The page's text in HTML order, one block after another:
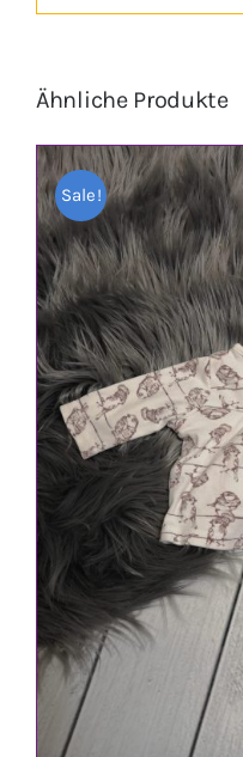
Ähnliche Produkte
Sale!